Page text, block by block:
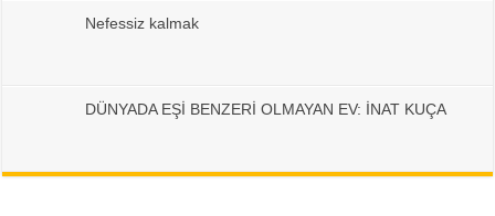
Nefessiz kalmak
DÜNYADA EŞİ BENZERİ OLMAYAN EV: İNAT KUÇA